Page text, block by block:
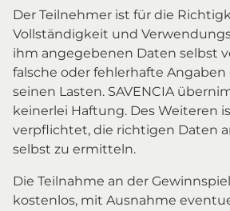
Der Teilnehmer ist für die
Vollständigkeit und
ihm angegebenen Daten selbst
falsche oder fehlerhafte Angaben
seinen Lasten. SAVENCIA
keinerlei Haftung. Des Weiteren
verpflichtet, die richtigen Daten
selbst zu ermitteln.
Die Teilnahme an der
kostenlos, mit Ausnahme